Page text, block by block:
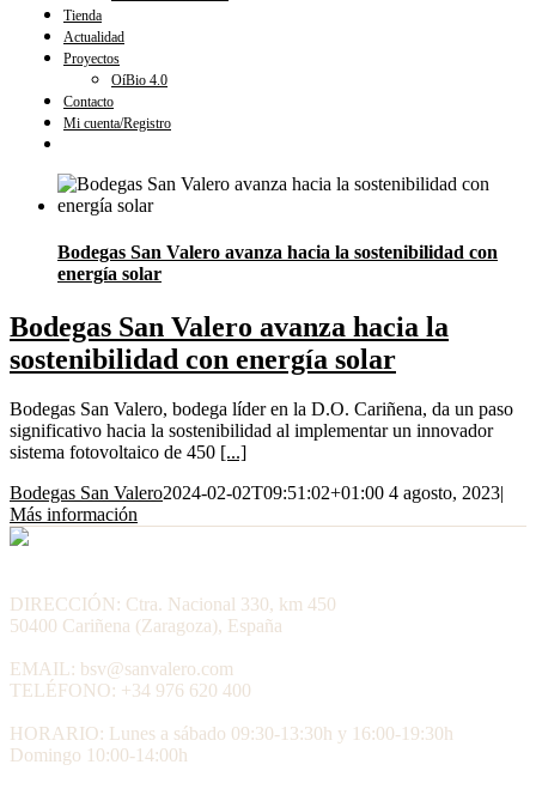
Tienda
Actualidad
Proyectos
OíBio 4.0
Contacto
Mi cuenta/Registro
Bodegas San Valero avanza hacia la sostenibilidad con
energía solar
Bodegas San Valero avanza hacia la
sostenibilidad con energía solar
Bodegas San Valero, bodega líder en la D.O. Cariñena, da un paso
significativo hacia la sostenibilidad al implementar un innovador
sistema fotovoltaico de 450 [...]
Bodegas San Valero2024-02-02T09:51:02+01:00 4 agosto, 2023|
Más información
DIRECCIÓN: Ctra. Nacional 330, km 450
50400 Cariñena (Zaragoza), España
EMAIL: bsv@sanvalero.com
TELÉFONO: +34 976 620 400
HORARIO: Lunes a sábado 09:30-13:30h y 16:00-19:30h
Domingo 10:00-14:00h